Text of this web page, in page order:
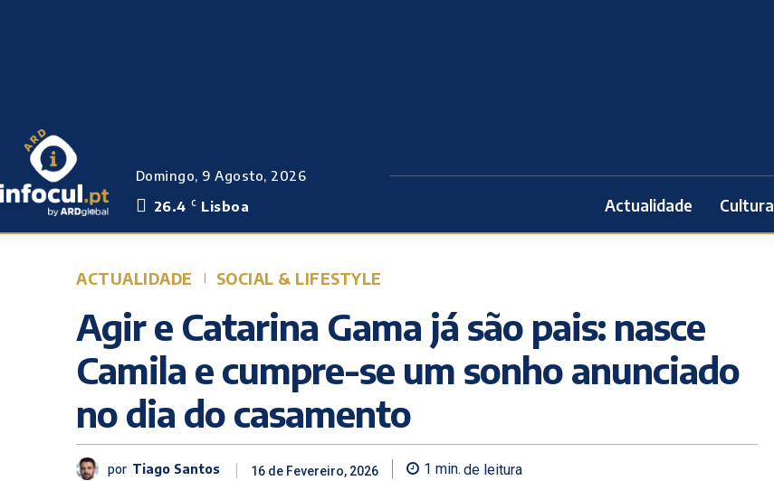
Domingo, 9 Agosto, 2026
26.4 C Lisboa Actualidade Cultura
ACTUALIDADE SOCIAL & LIFESTYLE
Agir e Catarina Gama já são pais: nasce
Camila e cumpre-se um sonho anunciado
no dia do casamento
por Tiago Santos 16 de Fevereiro, 2026 1 min. de leitura